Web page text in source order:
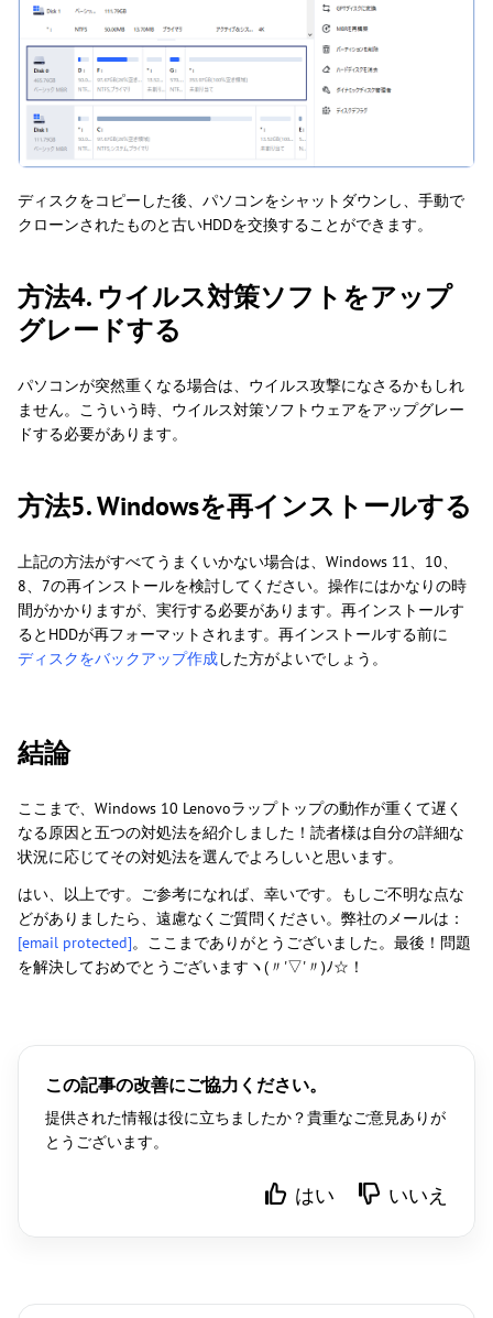
ディスクをコピーした後、パソコンをシャットダウンし、手動で
クローンされたものと古いHDDを交換することができます。
方法4. ウイルス対策ソフトをアップ
グレードする
パソコンが突然重くなる場合は、ウイルス攻撃になさるかもしれ
ません。こういう時、ウイルス対策ソフトウェアをアップグレー
ドする必要があります。
方法5. Windowsを再インストールする
上記の方法がすべてうまくいかない場合は、Windows 11、10、
8、7の再インストールを検討してください。操作にはかなりの時
間がかかりますが、実行する必要があります。再インストールす
るとHDDが再フォーマットされます。再インストールする前に
ディスクをバックアップ作成した方がよいでしょう。
結論
ここまで、Windows 10 Lenovoラップトップの動作が重くて遅く
なる原因と五つの対処法を紹介しました！読者様は自分の詳細な
状況に応じてその対処法を選んでよろしいと思います。
はい、以上です。ご参考になれば、幸いです。もしご不明な点な
どがありましたら、遠慮なくご質問ください。弊社のメールは：
[email protected]。ここまでありがとうございました。最後！問題
を解決しておめでとうございますヽ(〃'▽'〃)ﾉ☆！
この記事の改善にご協力ください。
提供された情報は役に立ちましたか？貴重なご意見ありが
とうございます。
はい いいえ